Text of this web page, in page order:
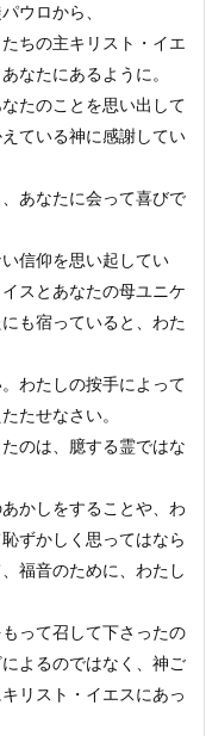
ウロから、
ちの主キリスト・イエ
なたにあるように。
たのことを思い出して
ている神に感謝してい
あなたに会って喜びで
信仰を思い起してい
スとあなたの母ユニケ
も宿っていると、わた
わたしの按手によって
たせなさい。
のは、臆する霊ではな
かしをすることや、わ
ずかしく思ってはなら
福音のために、わたし
って召して下さったの
よるのではなく、神ご
リスト・イエスにあっ